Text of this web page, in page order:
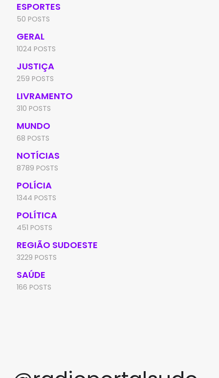
ESPORTES
50 POSTS
GERAL
1024 POSTS
JUSTIÇA
259 POSTS
LIVRAMENTO
310 POSTS
MUNDO
68 POSTS
NOTÍCIAS
8789 POSTS
POLÍCIA
1344 POSTS
POLÍTICA
451 POSTS
REGIÃO SUDOESTE
3229 POSTS
SAÚDE
166 POSTS